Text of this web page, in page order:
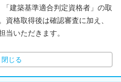
建築基準適合判定資格者」の取
資格取得後は確認審査に加え、
当いただきます。
閉じる